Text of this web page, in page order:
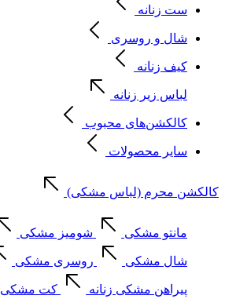
ست زنانه
شال و روسری
کیف زنانه
لباس زیر زنانه
کالکشن‌های محبوب
سایر محصولات
کالکشن محرم (لباس مشکی)
مانتو مشکی شومیز مشکی
شال مشکی روسری مشکی
پیراهن مشکی زنانه کت مشکی